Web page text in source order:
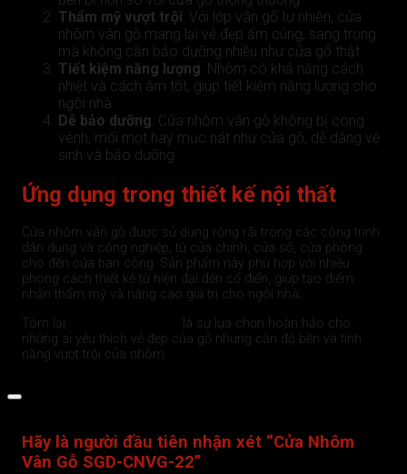
Thẩm mỹ vượt trội : Với lớp vân gỗ tự nhiên, cửa
nhôm vân gỗ mang lại vẻ đẹp ấm cúng, sang trọng
mà không cần bảo dưỡng nhiều như cửa gỗ thật.
Tiết kiệm năng lượng : Nhôm có khả năng cách
nhiệt và cách âm tốt, giúp tiết kiệm năng lượng cho
ngôi nhà.
Dễ bảo dưỡng : Cửa nhôm vân gỗ không bị cong
vênh, mối mọt hay mục nát như cửa gỗ, dễ dàng vệ
sinh và bảo dưỡng.
Ứng dụng trong thiết kế nội thất
Cửa nhôm vân gỗ được sử dụng rộng rãi trong các công trình
dân dụng và công nghiệp, từ cửa chính, cửa sổ, cửa phòng
cho đến cửa ban công. Sản phẩm này phù hợp với nhiều
phong cách thiết kế từ hiện đại đến cổ điển, giúp tạo điểm
nhấn thẩm mỹ và nâng cao giá trị cho ngôi nhà.
Tóm lại,
là sự lựa chọn hoàn hảo cho
những ai yêu thích vẻ đẹp của gỗ nhưng cần độ bền và tính
năng vượt trội của nhôm.
Hãy là người đầu tiên nhận xét “Cửa Nhôm
Vân Gỗ SGD-CNVG-22”